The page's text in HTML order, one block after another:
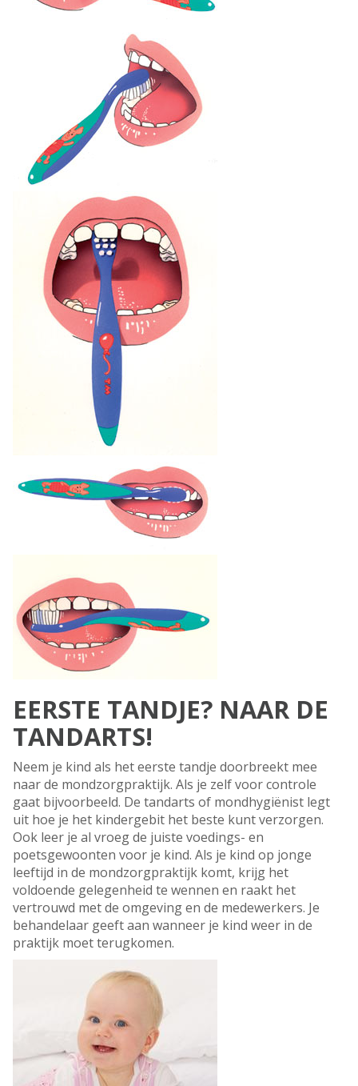
EERSTE TANDJE? NAAR DE
TANDARTS!
Neem je kind als het eerste tandje doorbreekt mee
naar de mondzorgpraktijk. Als je zelf voor controle
gaat bijvoorbeeld. De tandarts of mondhygiënist legt
uit hoe je het kindergebit het beste kunt verzorgen.
Ook leer je al vroeg de juiste voedings- en
poetsgewoonten voor je kind. Als je kind op jonge
leeftijd in de mondzorgpraktijk komt, krijg het
voldoende gelegenheid te wennen en raakt het
vertrouwd met de omgeving en de medewerkers. Je
behandelaar geeft aan wanneer je kind weer in de
praktijk moet terugkomen.